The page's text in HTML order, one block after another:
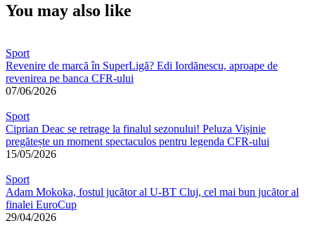
You may also like
Sport
Revenire de marcă în SuperLigă? Edi Iordănescu, aproape de
revenirea pe banca CFR-ului
07/06/2026
Sport
Ciprian Deac se retrage la finalul sezonului! Peluza Vișinie
pregătește un moment spectaculos pentru legenda CFR-ului
15/05/2026
Sport
Adam Mokoka, fostul jucător al U-BT Cluj, cel mai bun jucător al
finalei EuroCup
29/04/2026